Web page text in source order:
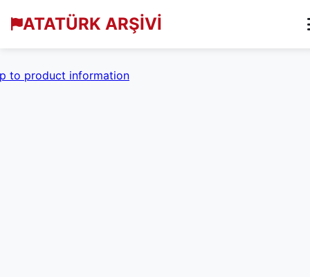
ATATÜRK ARŞİVİ
to product information